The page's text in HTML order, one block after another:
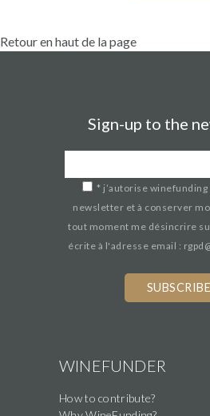
Retour en haut de la page
Sign-up to the
* j’autorise winefunding
newsletter et à conserver
tout moment me désincrire
écrite à l'adresse email :
WINEFUNDER
How to contribute?